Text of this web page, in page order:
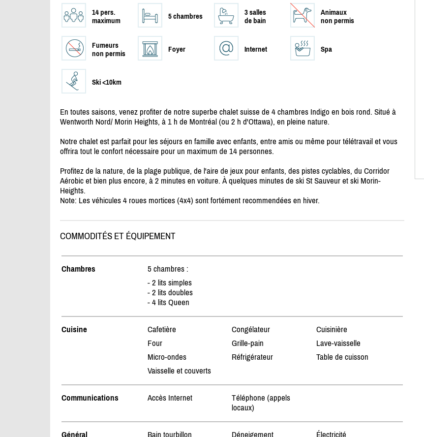
14 pers.
maximum
5 chambres
3 salles
de bain
Animaux
non permis
Fumeurs
non permis
Foyer Internet Spa
Ski <10km
En toutes saisons, venez profiter de notre superbe chalet suisse de 4 chambres Indigo en bois rond. Situé à
Wentworth Nord/ Morin Heights, à 1 h de Montréal (ou 2 h d'Ottawa), en pleine nature.
Notre chalet est parfait pour les séjours en famille avec enfants, entre amis ou même pour télétravail et vous
offrira tout le confort nécessaire pour un maximum de 14 personnes.
Profitez de la nature, de la plage publique, de l'aire de jeux pour enfants, des pistes cyclables, du Corridor
Aérobic et bien plus encore, à 2 minutes en voiture. À quelques minutes de ski St Sauveur et ski Morin-
Heights.
Note: Les véhicules 4 roues mortices (4x4) sont fortément recommendées en hiver.
COMMODITÉS ET ÉQUIPEMENT
Chambres
5 chambres :
- 2 lits simples
- 2 lits doubles
- 4 lits Queen
Cuisine Cafetière Congélateur
Cuisinière
Four
Grille-pain
Lave-vaisselle
Micro-ondes
Réfrigérateur
Table de cuisson
Vaisselle et couverts
Communications Accès Internet
Téléphone (appels
locaux)
Général Bain tourbillon Déneigement
Électricité